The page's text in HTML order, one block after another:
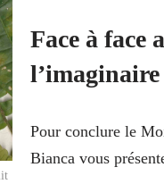
Face à face
Pour conclure le
Bianca vous